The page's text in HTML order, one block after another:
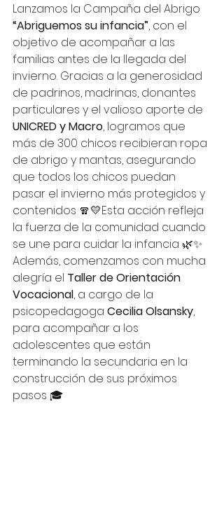
Lanzamos la Campaña del Abrigo
“Abriguemos su infancia”, con el
objetivo de acompañar a las
familias antes de la llegada del
invierno. Gracias a la generosidad
de padrinos, madrinas, donantes
particulares y el valioso aporte de
UNICRED y Macro, logramos que
más de 300 chicos recibieran ropa
de abrigo y mantas, asegurando
que todos los chicos puedan
pasar el invierno más protegidos y
contenidos 🧣💛Esta acción refleja
la fuerza de la comunidad cuando
se une para cuidar la infancia 🌿✨
Además, comenzamos con mucha
alegría el Taller de Orientación
Vocacional, a cargo de la
psicopedagoga Cecilia Olsansky,
para acompañar a los
adolescentes que están
terminando la secundaria en la
construcción de sus próximos
pasos 🎓